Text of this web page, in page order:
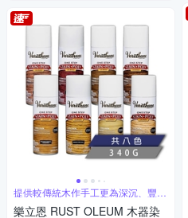
提供較傳統木作手工更為深沉、豐富
的色彩
樂立恩 RUST OLEUM 木器染